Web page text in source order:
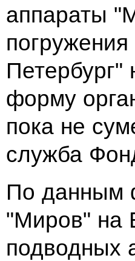
аппараты
форму
пока не
служба
По данным
"Миров" на
подводных